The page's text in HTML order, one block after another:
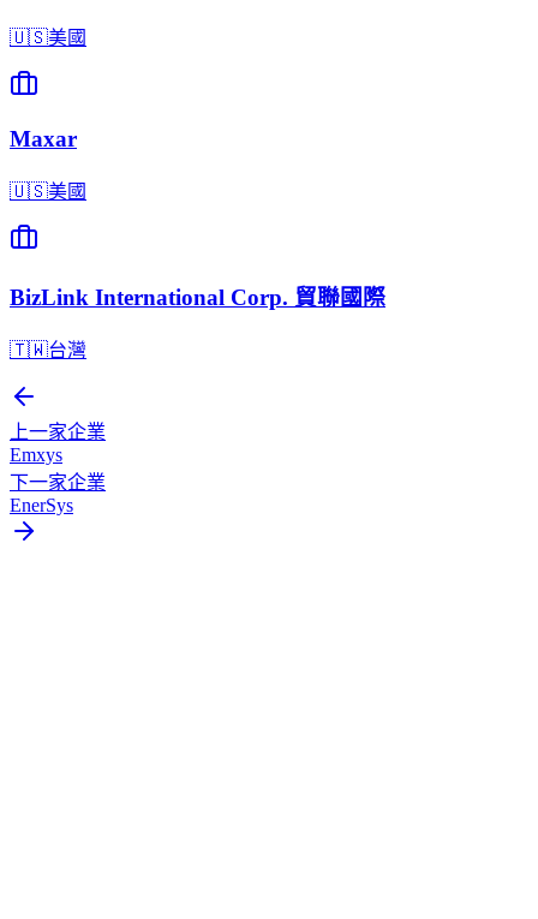
🇺🇸美國
Maxar
🇺🇸美國
BizLink International Corp. 貿聯國際
🇹🇼台灣
上一家企業
Emxys
下一家企業
EnerSys